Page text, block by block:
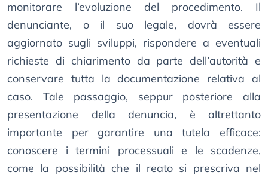
monitorare l’evoluzione del procedimento. Il
denunciante, o il suo legale, dovrà essere
aggiornato sugli sviluppi, rispondere a eventuali
richieste di chiarimento da parte dell’autorità e
conservare tutta la documentazione relativa al
caso. Tale passaggio, seppur posteriore alla
presentazione della denuncia, è altrettanto
importante per garantire una tutela efficace:
conoscere i termini processuali e le scadenze,
come la possibilità che il reato si prescriva nel